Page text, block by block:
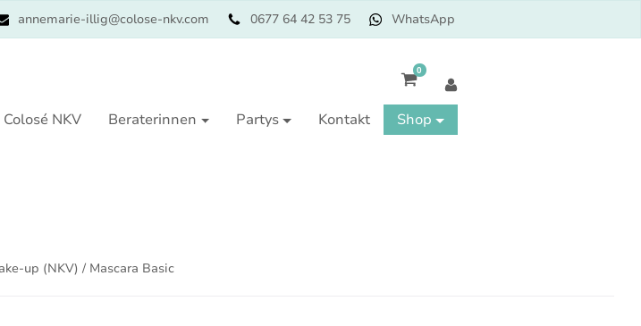
annemarie-illig@colose-nkv.com 0677 64 42 53 75 WhatsApp
0
NKV Beraterinnen Partys Kontakt Shop
up (NKV) / Mascara Basic